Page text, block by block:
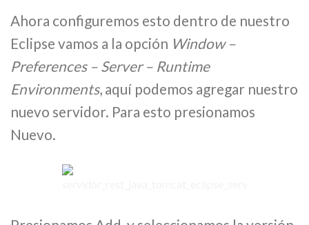
Ahora configuremos esto dentro de nuestro
Eclipse vamos a la opción Window –
Preferences – Server – Runtime
Environments, aquí podemos agregar nuestro
nuevo servidor. Para esto presionamos
Nuevo.